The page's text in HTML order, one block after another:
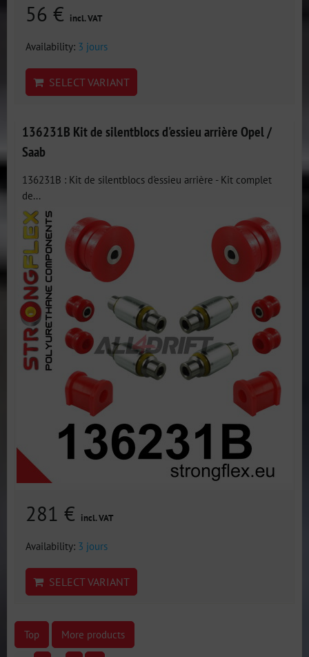
56 € incl. VAT
Availability: 3 jours
SELECT VARIANT
136231B Kit de silentblocs d'essieu arrière Opel /
Saab
136231B : Kit de silentblocs d'essieu arrière - Kit complet
de...
281 € incl. VAT
Availability: 3 jours
SELECT VARIANT
Top More products